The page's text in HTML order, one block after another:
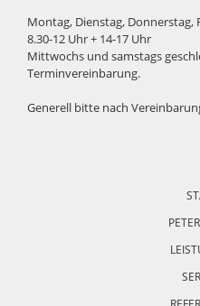
Montag, Dienstag, Donnerstag,
8.30-12 Uhr + 14-17 Uhr
Mittwochs und samstags
Terminvereinbarung.
Generell bitte nach